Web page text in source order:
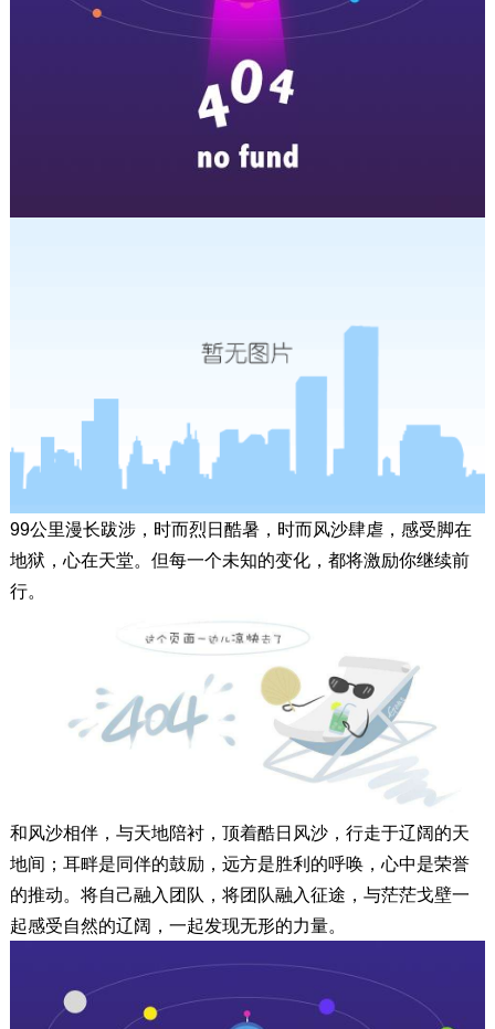
99公里漫长跋涉，时而烈日酷暑，时而风沙肆虐，感受脚在
地狱，心在天堂。但每一个未知的变化，都将激励你继续前
行。
和风沙相伴，与天地陪衬，顶着酷日风沙，行走于辽阔的天
地间；耳畔是同伴的鼓励，远方是胜利的呼唤，心中是荣誉
的推动。将自己融入团队，将团队融入征途，与茫茫戈壁一
起感受自然的辽阔，一起发现无形的力量。